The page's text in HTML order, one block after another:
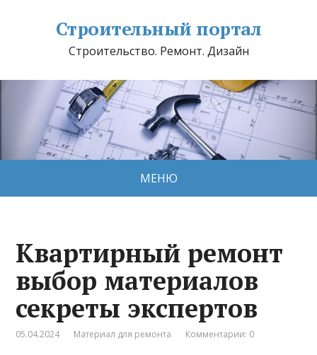
Строительный портал
Строительство. Ремонт. Дизайн
МЕНЮ
Квартирный ремонт
выбор материалов
секреты экспертов
05.04.2024 Материал для ремонта Комментарии: 0